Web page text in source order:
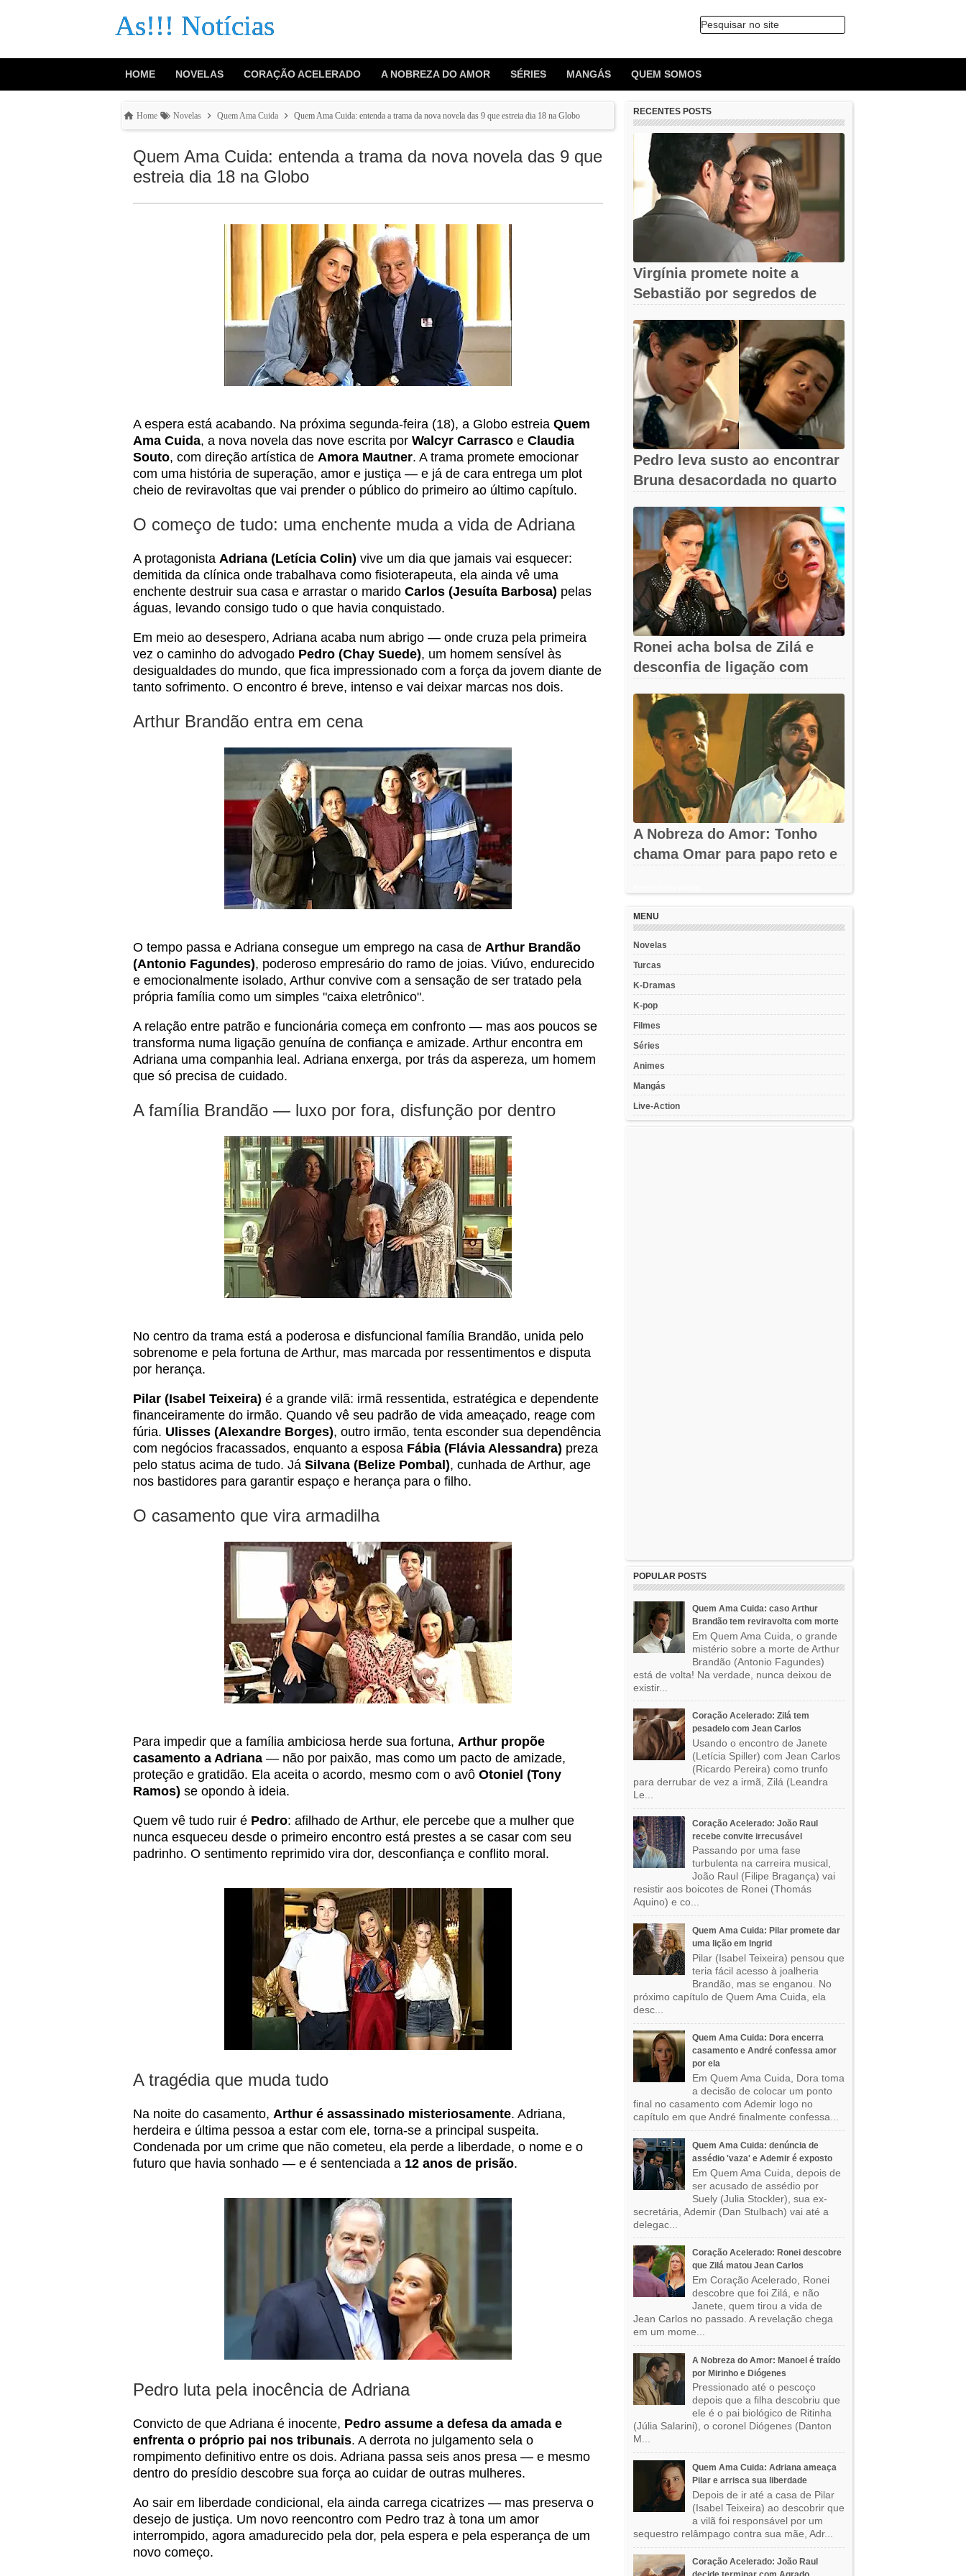
As!!! Notícias Pesquisar no site
HOME NOVELAS CORAÇÃO ACELERADO A NOBREZA DO AMOR SÉRIES MANGÁS QUEM SOMOS
Home Novelas Quem Ama Cuida Quem Ama Cuida: entenda a trama da nova novela das 9 que estreia dia 18 na Globo
Quem Ama Cuida: entenda a trama da nova novela das 9 que
estreia dia 18 na Globo
A espera está acabando. Na próxima segunda-feira (18), a Globo estreia Quem
Ama Cuida, a nova novela das nove escrita por Walcyr Carrasco e Claudia
Souto, com direção artística de Amora Mautner. A trama promete emocionar
com uma história de superação, amor e justiça — e já de cara entrega um plot
cheio de reviravoltas que vai prender o público do primeiro ao último capítulo.
O começo de tudo: uma enchente muda a vida de Adriana
A protagonista Adriana (Letícia Colin) vive um dia que jamais vai esquecer:
demitida da clínica onde trabalhava como fisioterapeuta, ela ainda vê uma
enchente destruir sua casa e arrastar o marido Carlos (Jesuíta Barbosa) pelas
águas, levando consigo tudo o que havia conquistado.
Em meio ao desespero, Adriana acaba num abrigo — onde cruza pela primeira
vez o caminho do advogado Pedro (Chay Suede), um homem sensível às
desigualdades do mundo, que fica impressionado com a força da jovem diante de
tanto sofrimento. O encontro é breve, intenso e vai deixar marcas nos dois.
Arthur Brandão entra em cena
O tempo passa e Adriana consegue um emprego na casa de Arthur Brandão
(Antonio Fagundes), poderoso empresário do ramo de joias. Viúvo, endurecido
e emocionalmente isolado, Arthur convive com a sensação de ser tratado pela
própria família como um simples "caixa eletrônico".
A relação entre patrão e funcionária começa em confronto — mas aos poucos se
transforma numa ligação genuína de confiança e amizade. Arthur encontra em
Adriana uma companhia leal. Adriana enxerga, por trás da aspereza, um homem
que só precisa de cuidado.
A família Brandão — luxo por fora, disfunção por dentro
No centro da trama está a poderosa e disfuncional família Brandão, unida pelo
sobrenome e pela fortuna de Arthur, mas marcada por ressentimentos e disputa
por herança.
Pilar (Isabel Teixeira) é a grande vilã: irmã ressentida, estratégica e dependente
financeiramente do irmão. Quando vê seu padrão de vida ameaçado, reage com
fúria. Ulisses (Alexandre Borges), outro irmão, tenta esconder sua dependência
com negócios fracassados, enquanto a esposa Fábia (Flávia Alessandra) preza
pelo status acima de tudo. Já Silvana (Belize Pombal), cunhada de Arthur, age
nos bastidores para garantir espaço e herança para o filho.
O casamento que vira armadilha
Para impedir que a família ambiciosa herde sua fortuna, Arthur propõe
casamento a Adriana — não por paixão, mas como um pacto de amizade,
proteção e gratidão. Ela aceita o acordo, mesmo com o avô Otoniel (Tony
Ramos) se opondo à ideia.
Quem vê tudo ruir é Pedro: afilhado de Arthur, ele percebe que a mulher que
nunca esqueceu desde o primeiro encontro está prestes a se casar com seu
padrinho. O sentimento reprimido vira dor, desconfiança e conflito moral.
A tragédia que muda tudo
Na noite do casamento, Arthur é assassinado misteriosamente. Adriana,
herdeira e última pessoa a estar com ele, torna-se a principal suspeita.
Condenada por um crime que não cometeu, ela perde a liberdade, o nome e o
futuro que havia sonhado — e é sentenciada a 12 anos de prisão.
Pedro luta pela inocência de Adriana
Convicto de que Adriana é inocente, Pedro assume a defesa da amada e
enfrenta o próprio pai nos tribunais. A derrota no julgamento sela o
rompimento definitivo entre os dois. Adriana passa seis anos presa — e mesmo
dentro do presídio descobre sua força ao cuidar de outras mulheres.
Ao sair em liberdade condicional, ela ainda carrega cicatrizes — mas preserva o
desejo de justiça. Um novo reencontro com Pedro traz à tona um amor
interrompido, agora amadurecido pela dor, pela espera e pela esperança de um
novo começo.
RECENTES POSTS
Virgínia promete noite a
Sebastião por segredos de
Pedro leva susto ao encontrar
Bruna desacordada no quarto
Ronei acha bolsa de Zilá e
desconfia de ligação com
A Nobreza do Amor: Tonho
chama Omar para papo reto e
MENU
Novelas
Turcas
K-Dramas
K-pop
Filmes
Séries
Animes
Mangás
Live-Action
POPULAR POSTS
Quem Ama Cuida: caso Arthur
Brandão tem reviravolta com morte
Em Quem Ama Cuida, o grande
mistério sobre a morte de Arthur
Brandão (Antonio Fagundes)
está de volta! Na verdade, nunca deixou de
existir...
Coração Acelerado: Zilá tem
pesadelo com Jean Carlos
Usando o encontro de Janete
(Letícia Spiller) com Jean Carlos
(Ricardo Pereira) como trunfo
para derrubar de vez a irmã, Zilá (Leandra
Le...
Coração Acelerado: João Raul
recebe convite irrecusável
Passando por uma fase
turbulenta na carreira musical,
João Raul (Filipe Bragança) vai
resistir aos boicotes de Ronei (Thomás
Aquino) e co...
Quem Ama Cuida: Pilar promete dar
uma lição em Ingrid
Pilar (Isabel Teixeira) pensou que
teria fácil acesso à joalheria
Brandão, mas se enganou. No
próximo capítulo de Quem Ama Cuida, ela
desc...
Quem Ama Cuida: Dora encerra
casamento e André confessa amor
por ela
Em Quem Ama Cuida, Dora toma
a decisão de colocar um ponto
final no casamento com Ademir logo no
capítulo em que André finalmente confessa...
Quem Ama Cuida: denúncia de
assédio 'vaza' e Ademir é exposto
Em Quem Ama Cuida, depois de
ser acusado de assédio por
Suely (Julia Stockler), sua ex-
secretária, Ademir (Dan Stulbach) vai até a
delegac...
Coração Acelerado: Ronei descobre
que Zilá matou Jean Carlos
Em Coração Acelerado, Ronei
descobre que foi Zilá, e não
Janete, quem tirou a vida de
Jean Carlos no passado. A revelação chega
em um mome...
A Nobreza do Amor: Manoel é traído
por Mirinho e Diógenes
Pressionado até o pescoço
depois que a filha descobriu que
ele é o pai biológico de Ritinha
(Júlia Salarini), o coronel Diógenes (Danton
M...
Quem Ama Cuida: Adriana ameaça
Pilar e arrisca sua liberdade
Depois de ir até a casa de Pilar
(Isabel Teixeira) ao descobrir que
a vilã foi responsável por um
sequestro relâmpago contra sua mãe, Adr...
Coração Acelerado: João Raul